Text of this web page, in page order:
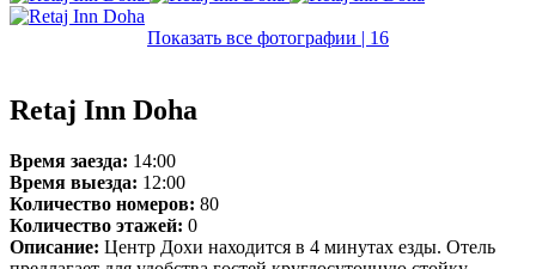
Показать все фотографии | 16
Retaj Inn Doha
Время заезда: 14:00
Время выезда: 12:00
Количество номеров: 80
Количество этажей: 0
Описание: Центр Дохи находится в 4 минутах езды. Отель